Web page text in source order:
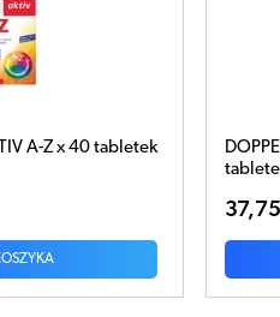
Aktiv A-Z Dla Niego x 30
DO KOSZYKA